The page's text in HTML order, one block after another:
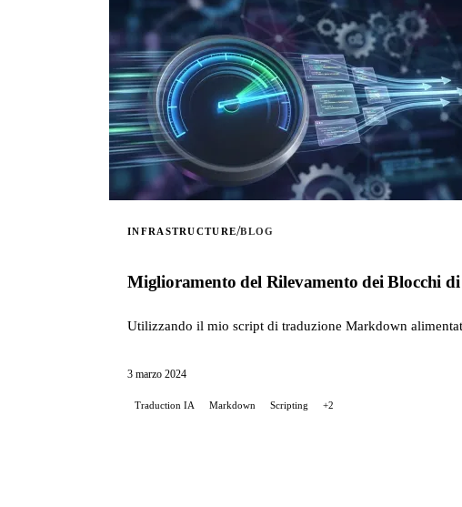
INFRASTRUCTURE/BLOG
Miglioramento del Rilevamento dei Blocchi
Utilizzando il mio script di traduzione Markdown
3 marzo 2024
Traduction IA Markdown Scripting +2